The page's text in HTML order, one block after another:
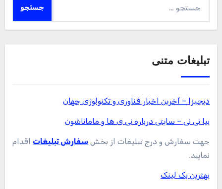
برای:
تبلیغات متنی
دیجیزا – آخرین اخبار فناوری و تکنولوژی جهان
بیا نی نی – سایتی درباره نی ی ها و ماماناشون
جهت سفارش و درج تبلیغات از بخش سفارش تبلیغات اقدام
نمایید.
بهترین بک لینک